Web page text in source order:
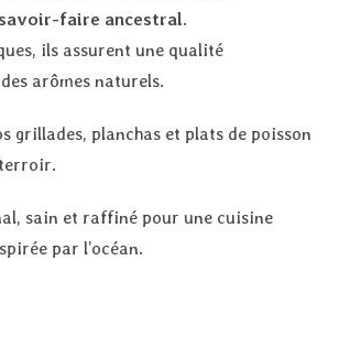
faire ancestral.
ils assurent une qualité
arômes naturels.
grillades, planchas et plats de poisson
terroir.
sain et raffiné pour une cuisine
par l’océan.